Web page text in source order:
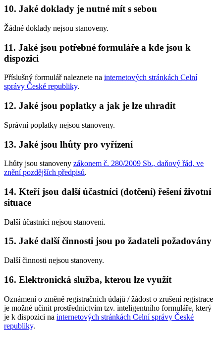
10. Jaké doklady je nutné mít s sebou
Žádné doklady nejsou stanoveny.
11. Jaké jsou potřebné formuláře a kde jsou k
dispozici
Příslušný formulář naleznete na internetových stránkách Celní
správy České republiky.
12. Jaké jsou poplatky a jak je lze uhradit
Správní poplatky nejsou stanoveny.
13. Jaké jsou lhůty pro vyřízení
Lhůty jsou stanoveny zákonem č. 280/2009 Sb., daňový řád, ve
znění pozdějších předpisů.
14. Kteří jsou další účastníci (dotčení) řešení životní
situace
Další účastníci nejsou stanoveni.
15. Jaké další činnosti jsou po žadateli požadovány
Další činnosti nejsou stanoveny.
16. Elektronická služba, kterou lze využít
Oznámení o změně registračních údajů / žádost o zrušení registrace
je možné učinit prostřednictvím tzv. inteligentního formuláře, který
je k dispozici na internetových stránkách Celní správy České
republiky.